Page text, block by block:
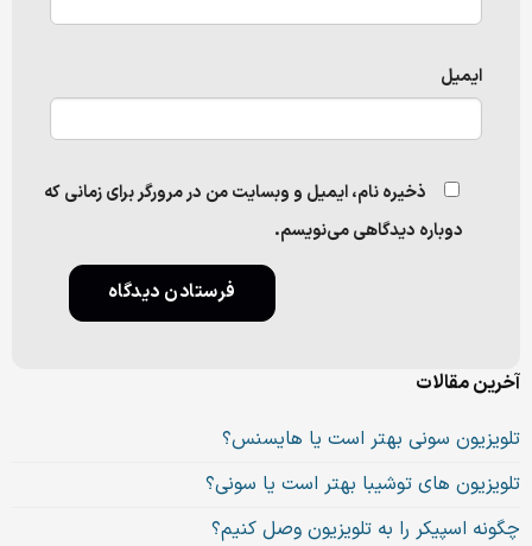
ایمیل
ذخیره نام، ایمیل و وبسایت من در مرورگر برای زمانی که
دوباره دیدگاهی می‌نویسم.
آخرین مقالات
تلویزیون سونی بهتر است یا هایسنس؟
تلویزیون های توشیبا بهتر است یا سونی؟
چگونه اسپیکر را به تلویزیون وصل کنیم؟